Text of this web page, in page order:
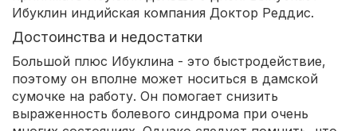
Ибуклин индийская компания Доктор Реддис.
Достоинства и недостатки
Большой плюс Ибуклина - это быстродействие,
поэтому он вполне может носиться в дамской
сумочке на работу. Он помогает снизить
выраженность болевого синдрома при очень